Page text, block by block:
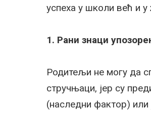
успеха у школи већ и у
1. Рани знаци
Родитељи не могу да
стручњаци, јер су
(наследни фактор)